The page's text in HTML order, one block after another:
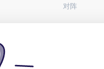
对阵